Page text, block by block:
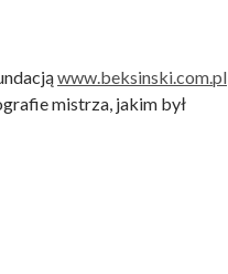
www.beksinski.com.pl
mistrza, jakim był